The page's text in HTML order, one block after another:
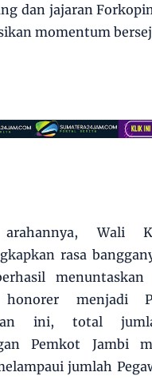
dan jajaran
momentum
Wali
rasa
menuntaskan
menjadi
ini, total
Pemkot Jambi
jumlah